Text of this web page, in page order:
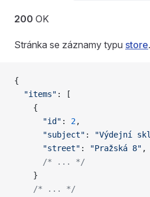
200 OK
Stránka se záznamy typu store.
{
  "items"
: [
    {
      "id"
: 2,
      "subject"
: "Výdejní
      "street"
: "Pražská 8" ,
      /* ... */
    }
    /* ... */